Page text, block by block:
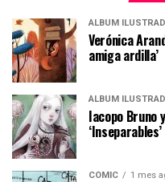
ÁLBUM
Verónica
amiga ardilla’
ÁLBUM
Iacopo Bruno
‘Inseparables’
CÓMIC 1 mes